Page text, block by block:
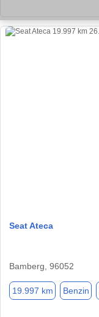
Seat Ateca
Bamberg, 96052
19.997 km Benzin